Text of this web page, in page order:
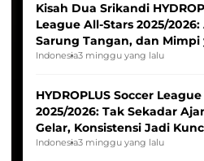
Kisah Dua Srikandi
League All-Stars 2025/2026:
Sarung Tangan, dan Mimpi
Pernah Padam
Indonesia3 minggu yang lalu
HYDROPLUS Soccer
2025/2026: Tak Sekadar
Gelar, Konsistensi Jadi
Indonesia3 minggu yang lalu